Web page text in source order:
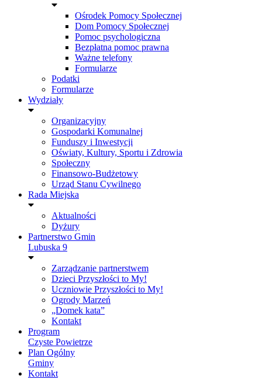
Ośrodek Pomocy Społecznej
Dom Pomocy Społecznej
Pomoc psychologiczna
Bezpłatna pomoc prawna
Ważne telefony
Formularze
Podatki
Formularze
Wydziały
Organizacyjny
Gospodarki Komunalnej
Funduszy i Inwestycji
Oświaty, Kultury, Sportu i Zdrowia
Społeczny
Finansowo-Budżetowy
Urząd Stanu Cywilnego
Rada Miejska
Aktualności
Dyżury
Partnerstwo Gmin
Lubuska 9
Zarządzanie partnerstwem
Dzieci Przyszłości to My!
Uczniowie Przyszłości to My!
Ogrody Marzeń
„Domek kata”
Kontakt
Program
Czyste Powietrze
Plan Ogólny
Gminy
Kontakt